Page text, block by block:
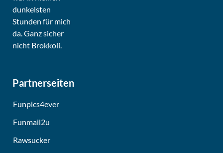
Partnerseiten
Funpics4ever
Funmail2u
Rawsucker